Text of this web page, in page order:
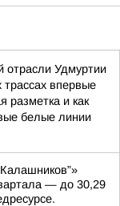
отрасли Удмуртии
впервые
разметка и как
белые линии
— до 30,29